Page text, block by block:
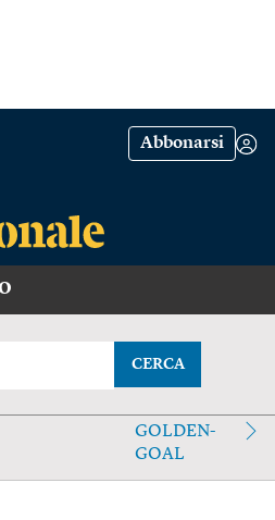
Abbonarsi
CERCA
GOLDEN-
GOAL